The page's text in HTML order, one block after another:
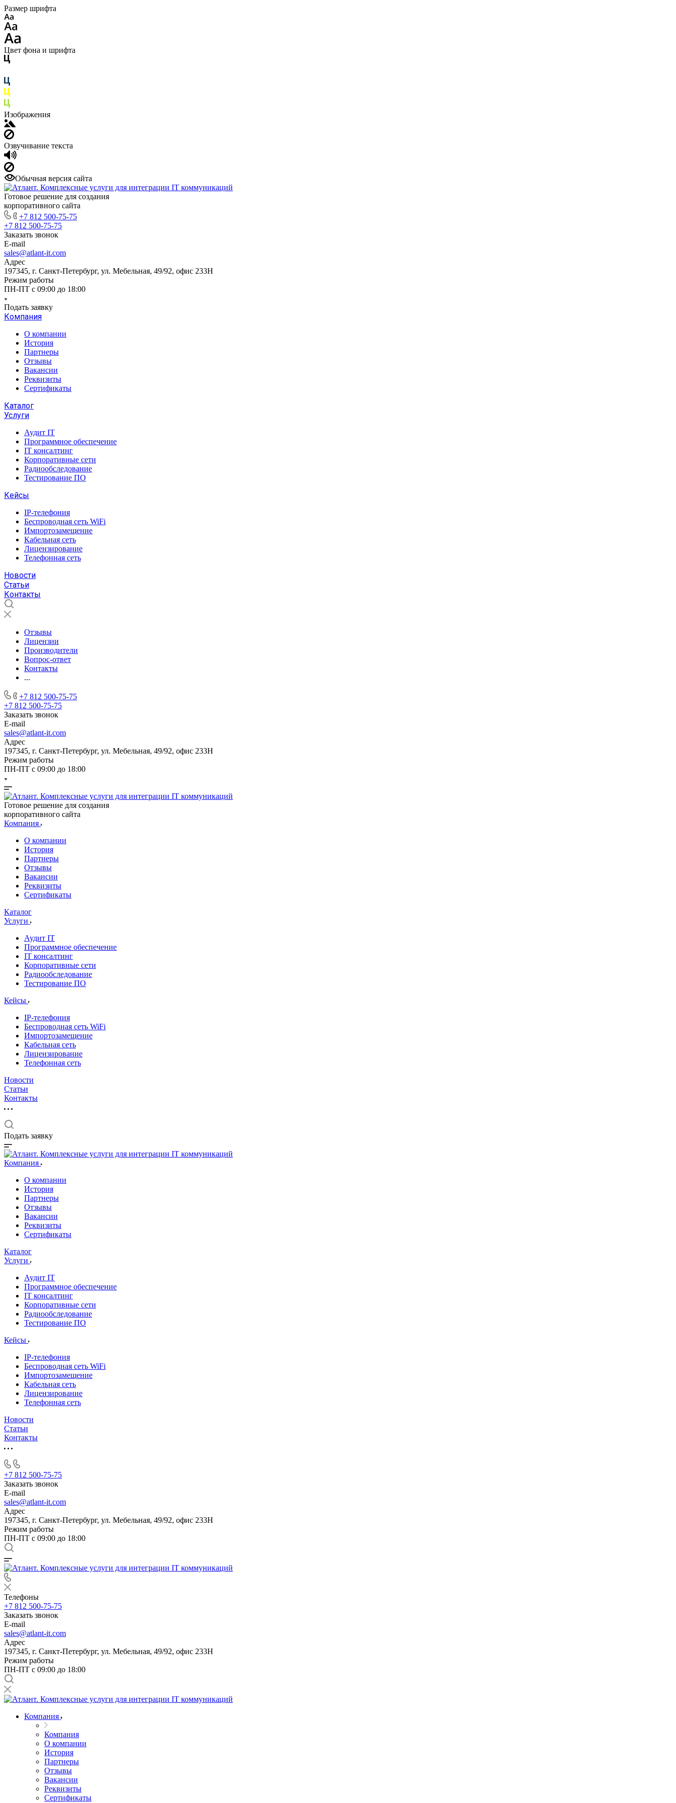
Размер шрифта
Цвет фона и шрифта
Изображения
Озвучивание текста
Обычная версия сайта
Готовое решение для создания
корпоративного сайта
+7 812 500-75-75
+7 812 500-75-75
Заказать звонок
E-mail
sales@atlant-it.com
Адрес
197345, г. Санкт-Петербург, ул. Мебельная, 49/92, офис 233Н
Режим работы
ПН-ПТ с 09:00 до 18:00
Подать заявку
Компания
О компании
История
Партнеры
Отзывы
Вакансии
Реквизиты
Сертификаты
Каталог
Услуги
Аудит IT
Программное обеспечение
IT консалтинг
Корпоративные сети
Радиообследование
Тестирование ПО
Кейсы
IP-телефония
Беспроводная сеть WiFi
Импортозамещение
Кабельная сеть
Лицензирование
Телефонная сеть
Новости
Статьи
Контакты
Отзывы
Лицензии
Производители
Вопрос-ответ
Контакты
...
+7 812 500-75-75
+7 812 500-75-75
Заказать звонок
E-mail
sales@atlant-it.com
Адрес
197345, г. Санкт-Петербург, ул. Мебельная, 49/92, офис 233Н
Режим работы
ПН-ПТ с 09:00 до 18:00
Готовое решение для создания
корпоративного сайта
Компания
О компании
История
Партнеры
Отзывы
Вакансии
Реквизиты
Сертификаты
Каталог
Услуги
Аудит IT
Программное обеспечение
IT консалтинг
Корпоративные сети
Радиообследование
Тестирование ПО
Кейсы
IP-телефония
Беспроводная сеть WiFi
Импортозамещение
Кабельная сеть
Лицензирование
Телефонная сеть
Новости
Статьи
Контакты
Подать заявку
Компания
О компании
История
Партнеры
Отзывы
Вакансии
Реквизиты
Сертификаты
Каталог
Услуги
Аудит IT
Программное обеспечение
IT консалтинг
Корпоративные сети
Радиообследование
Тестирование ПО
Кейсы
IP-телефония
Беспроводная сеть WiFi
Импортозамещение
Кабельная сеть
Лицензирование
Телефонная сеть
Новости
Статьи
Контакты
+7 812 500-75-75
Заказать звонок
E-mail
sales@atlant-it.com
Адрес
197345, г. Санкт-Петербург, ул. Мебельная, 49/92, офис 233Н
Режим работы
ПН-ПТ с 09:00 до 18:00
Телефоны
+7 812 500-75-75
Заказать звонок
E-mail
sales@atlant-it.com
Адрес
197345, г. Санкт-Петербург, ул. Мебельная, 49/92, офис 233Н
Режим работы
ПН-ПТ с 09:00 до 18:00
Компания
Компания
О компании
История
Партнеры
Отзывы
Вакансии
Реквизиты
Сертификаты